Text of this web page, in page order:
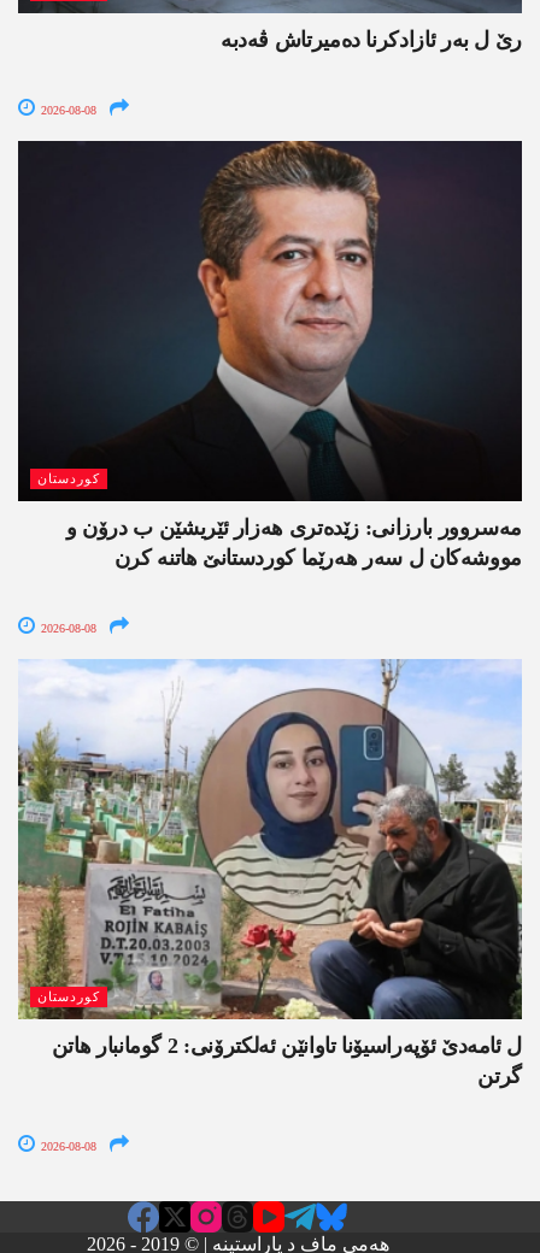
رێ ل بەر ئازادکرنا دەمیرتاش ڤەدبە
2026-08-08
کوردستان
مەسروور بارزانی: زێدەتری ھەزار ئێریشێن ب درۆن و
مووشەکان ل سەر ھەرێما کوردستانێ ھاتنە کرن
2026-08-08
کوردستان
ل ئامەدێ ئۆپەراسیۆنا تاوانێن ئەلکترۆنی: 2 گومانبار ھاتن
گرتن
2026-08-08
هەمی ماف د پاراستینە | © 2019 - 2026